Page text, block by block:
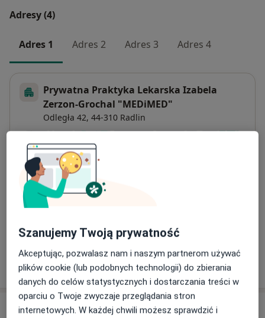
Adresy (4)
Adres 1 Adres 2 Adres 3 Adres 4
Prywatna Praktyka Lekarska Izabela
Zerzon-Grochal "MEDiMED"
Odległa 42, 44-310 Radlin
Dostępność
W tym gabinecie nie można umawiać wizyt przez
internet
Pokaż więcej
o adresie
Ubezpieczenia - brak akceptowanych
Szanujemy Twoją prywatność
Akceptując, pozwalasz nam i naszym partnerom używać
plików cookie (lub podobnych technologii) do zbierania
danych do celów statystycznych i dostarczania treści w
oparciu o Twoje zwyczaje przeglądania stron
internetowych. W każdej chwili możesz sprawdzić i